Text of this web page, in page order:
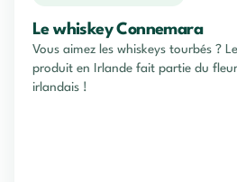
Le whiskey Connemara
Vous aimez les whiskeys tourbés ?
produit en Irlande fait partie du
irlandais !